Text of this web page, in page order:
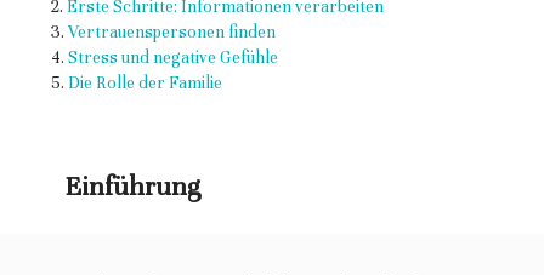
2. Erste Schritte: Informationen verarbeiten
3. Vertrauenspersonen finden
4. Stress und negative Gefühle
5. Die Rolle der Familie
Einführung